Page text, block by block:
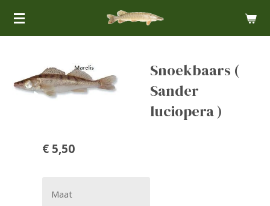
Ga
hoofdinhoud
Snoekbaars (
Sander
luciopera )
€ 5,50
Maat